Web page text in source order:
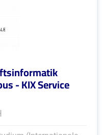
- KIX Service